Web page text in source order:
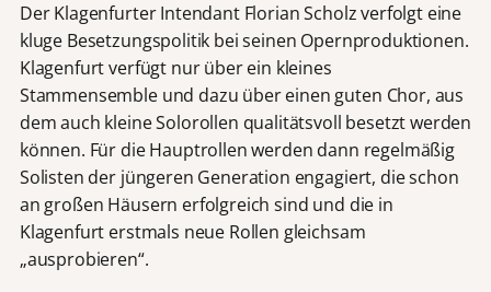
Der Klagenfurter Intendant Florian Scholz verfolgt eine
kluge Besetzungspolitik bei seinen Opernproduktionen.
Klagenfurt verfügt nur über ein kleines
Stammensemble und dazu über einen guten Chor, aus
dem auch kleine Solorollen qualitätsvoll besetzt werden
können. Für die Hauptrollen werden dann regelmäßig
Solisten der jüngeren Generation engagiert, die schon
an großen Häusern erfolgreich sind und die in
Klagenfurt erstmals neue Rollen gleichsam
„ausprobieren“.